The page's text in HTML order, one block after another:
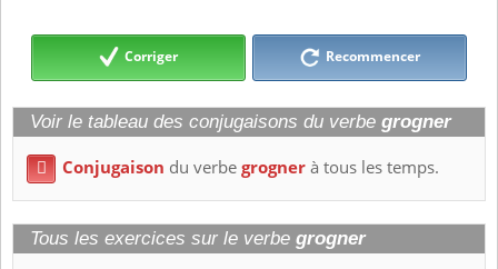
Corriger Recommencer
Voir le tableau des conjugaisons du verbe grogner
 Conjugaison du verbegrognerà tous les temps.
Tous les exercices sur le verbe grogner